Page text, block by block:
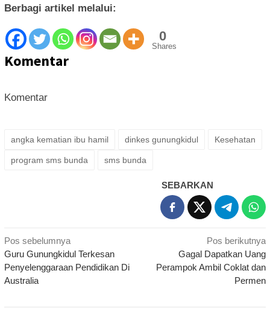
Berbagi artikel melalui:
0
Shares
Komentar
Komentar
angka kematian ibu hamil dinkes gunungkidul Kesehatan
program sms bunda sms bunda
SEBARKAN
Navigasi
pos
Pos sebelumnya
Guru Gunungkidul Terkesan
Penyelenggaraan Pendidikan Di
Australia
Pos berikutnya
Gagal Dapatkan Uang
Perampok Ambil Coklat dan
Permen